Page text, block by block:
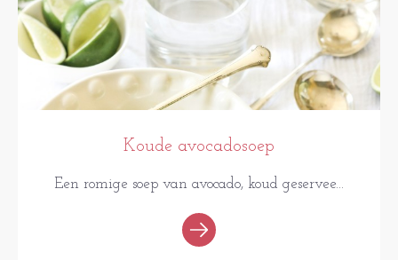
Koude avocadosoep
Een romige soep van avocado, koud geservee...